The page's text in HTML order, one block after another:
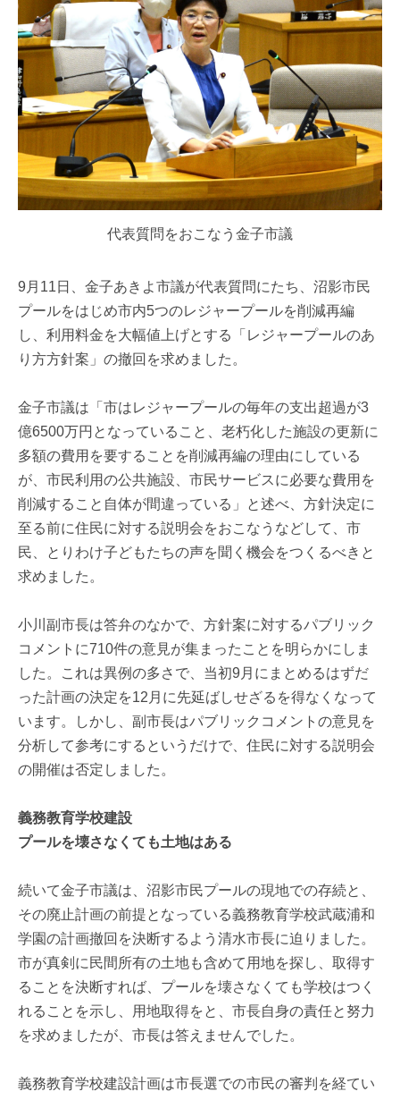
代表質問をおこなう金子市議
9月11日、金子あきよ市議が代表質問にたち、沼影市民
プールをはじめ市内5つのレジャープールを削減再編
し、利用料金を大幅値上げとする「レジャープールのあ
り方方針案」の撤回を求めました。
金子市議は「市はレジャープールの毎年の支出超過が3
億6500万円となっていること、老朽化した施設の更新に
多額の費用を要することを削減再編の理由にしている
が、市民利用の公共施設、市民サービスに必要な費用を
削減すること自体が間違っている」と述べ、方針決定に
至る前に住民に対する説明会をおこなうなどして、市
民、とりわけ子どもたちの声を聞く機会をつくるべきと
求めました。
小川副市長は答弁のなかで、方針案に対するパブリック
コメントに710件の意見が集まったことを明らかにしま
した。これは異例の多さで、当初9月にまとめるはずだ
った計画の決定を12月に先延ばしせざるを得なくなって
います。しかし、副市長はパブリックコメントの意見を
分析して参考にするというだけで、住民に対する説明会
の開催は否定しました。
義務教育学校建設
プールを壊さなくても土地はある
続いて金子市議は、沼影市民プールの現地での存続と、
その廃止計画の前提となっている義務教育学校武蔵浦和
学園の計画撤回を決断するよう清水市長に迫りました。
市が真剣に民間所有の土地も含めて用地を探し、取得す
ることを決断すれば、プールを壊さなくても学校はつく
れることを示し、用地取得をと、市長自身の責任と努力
を求めましたが、市長は答えませんでした。
義務教育学校建設計画は市長選での市民の審判を経てい